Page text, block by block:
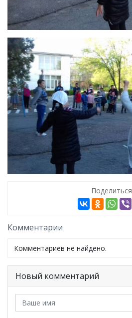
Поделиться
Комментарии
Комментариев не найдено.
Новый комментарий